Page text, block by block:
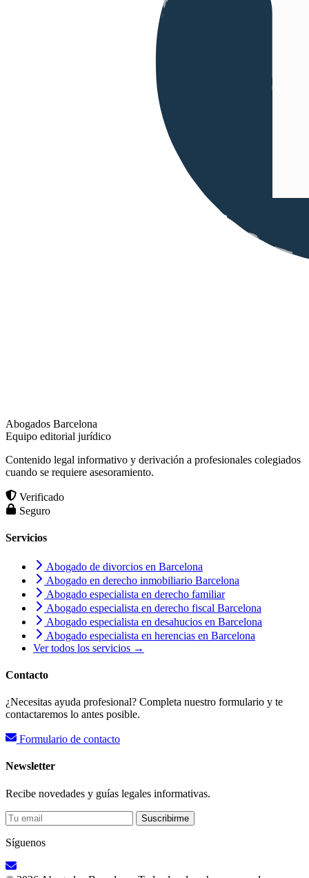
Abogados Barcelona
Equipo editorial jurídico
Contenido legal informativo y derivación a profesionales colegiados
cuando se requiere asesoramiento.
Verificado
Seguro
Servicios
Abogado de divorcios en Barcelona
Abogado en derecho inmobiliario Barcelona
Abogado especialista en derecho familiar
Abogado especialista en derecho fiscal Barcelona
Abogado especialista en desahucios en Barcelona
Abogado especialista en herencias en Barcelona
Ver todos los servicios →
Contacto
¿Necesitas ayuda profesional? Completa nuestro formulario y te
contactaremos lo antes posible.
Formulario de contacto
Newsletter
Recibe novedades y guías legales informativas.
Suscribirme
Síguenos